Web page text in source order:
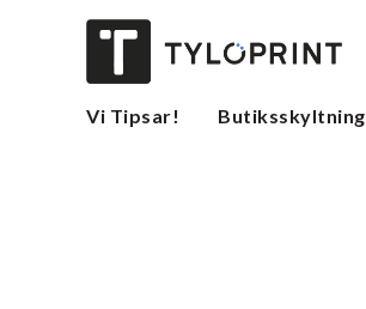
Vi Tipsar! Butiksskyltning